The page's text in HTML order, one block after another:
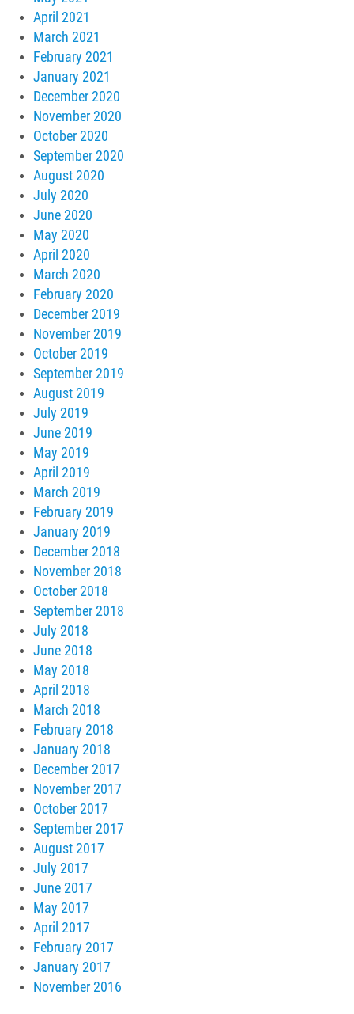
April 2021
March 2021
February 2021
January 2021
December 2020
November 2020
October 2020
September 2020
August 2020
July 2020
June 2020
May 2020
April 2020
March 2020
February 2020
December 2019
November 2019
October 2019
September 2019
August 2019
July 2019
June 2019
May 2019
April 2019
March 2019
February 2019
January 2019
December 2018
November 2018
October 2018
September 2018
July 2018
June 2018
May 2018
April 2018
March 2018
February 2018
January 2018
December 2017
November 2017
October 2017
September 2017
August 2017
July 2017
June 2017
May 2017
April 2017
February 2017
January 2017
November 2016